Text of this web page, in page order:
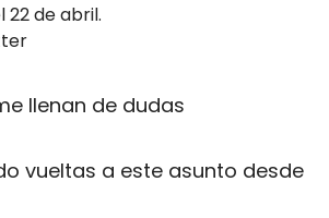
22 de abril.
llenan de dudas
vueltas a este asunto desde